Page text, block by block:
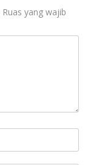
Ruas yang wajib